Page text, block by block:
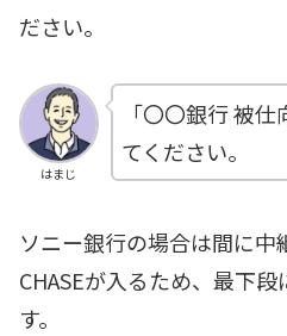
ださい。
はまじ
「〇〇銀行 被
てください。
ソニー銀行の場合は間に中
CHASEが入るため、最下
す。